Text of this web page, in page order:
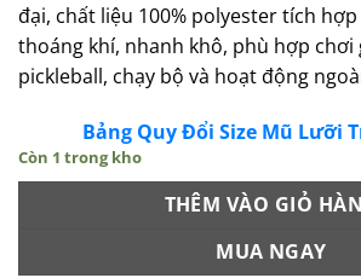
đại, chất liệu 100% polyester tích
thoáng khí, nhanh khô, phù hợp chơi
pickleball, chạy bộ và hoạt động
Bảng Quy Đổi Size Mũ Lưỡi
Còn 1 trong kho
THÊM VÀO GIỎ
MUA NGAY